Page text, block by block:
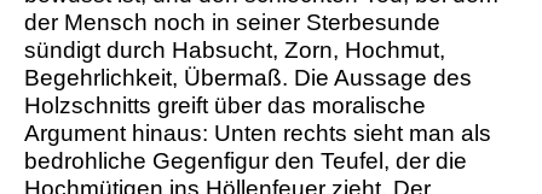
der Mensch noch in seiner Sterbesunde
sündigt durch Habsucht, Zorn, Hochmut,
Begehrlichkeit, Übermaß. Die Aussage des
Holzschnitts greift über das moralische
Argument hinaus: Unten rechts sieht man als
bedrohliche Gegenfigur den Teufel, der die